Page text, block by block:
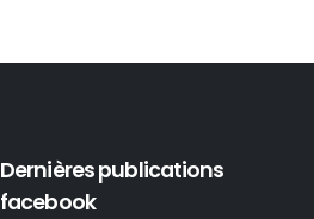
Dernières publications
facebook